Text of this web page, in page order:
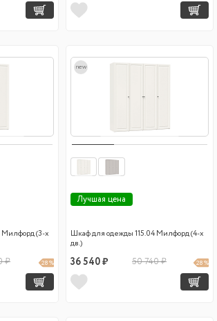
Милфорд (3-х
₽ 28 %
new
Лучшая цена
Шкаф для одежды 115.04 Милфорд (4-х
дв.)
36 540 ₽ 50 740 ₽ 28 %